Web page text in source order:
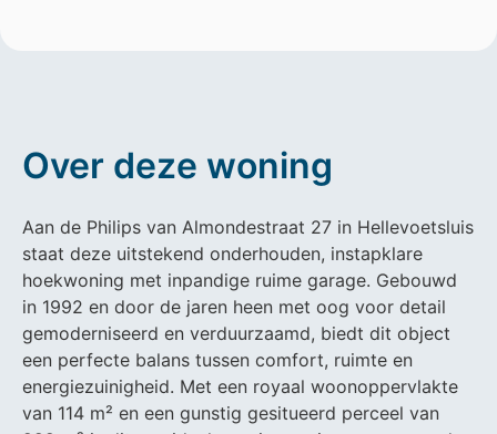
Over deze woning
Aan de Philips van Almondestraat 27 in Hellevoetsluis
staat deze uitstekend onderhouden, instapklare
hoekwoning met inpandige ruime garage. Gebouwd
in 1992 en door de jaren heen met oog voor detail
gemoderniseerd en verduurzaamd, biedt dit object
een perfecte balans tussen comfort, ruimte en
energiezuinigheid. Met een royaal woonoppervlakte
van 114 m² en een gunstig gesitueerd perceel van